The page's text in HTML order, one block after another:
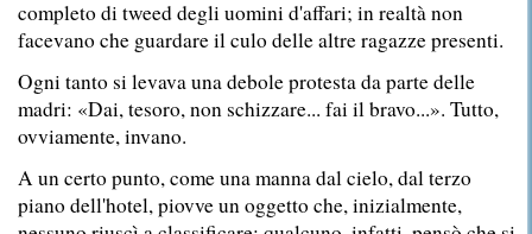
completo di tweed degli uomini d'affari; in realtà non
facevano che guardare il culo delle altre ragazze presenti.
Ogni tanto si levava una debole protesta da parte delle
madri: «Dai, tesoro, non schizzare... fai il bravo...». Tutto,
ovviamente, invano.
A un certo punto, come una manna dal cielo, dal terzo
piano dell'hotel, piovve un oggetto che, inizialmente,